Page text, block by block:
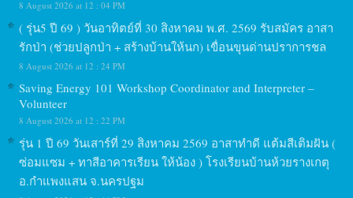
8 August 2026 at 12 : 04 PM
( รุ่น5 ปี 69 ) วันอาทิตย์ที่ 30 สิงหาคม พ.ศ. 2569 รับสมัคร อาสา
รักป่า (ช่วยปลูกป่า + สร้างบ้านให้นก) เขื่อนขุนด่านปราการชล
8 August 2026 at 12 : 24 PM
Saving Energy 101 Workshop Coordinator and Interpreter –
Volunteer
8 August 2026 at 12 : 22 PM
รุ่น 1 ปี 69 วันเสาร์ที่ 29 สิงหาคม 2569 อาสาทำดี แต้มสีเติมฝัน (
ซ่อมแซม + ทาสีอาคารเรียน ให้น้อง ) โรงเรียนบ้านห้วยรางเกตุ
อ.กำแพงแสน จ.นครปฐม